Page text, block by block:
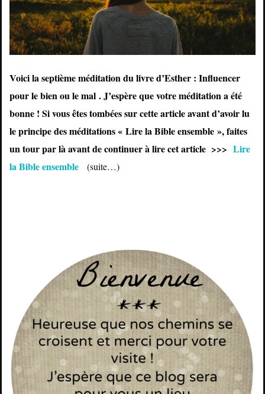
Voici la septième méditation du livre d’Esther : Influencer
pour le bien ou le mal . J’espère que votre méditation a été
bonne ! Si vous êtes tombées sur cette article avant d’avoir lu
le principe des méditations « Lire la Bible ensemble », faites
un tour par là avant de continuer à lire cet article >>> Lire
la Bible ensemble
(suite…)